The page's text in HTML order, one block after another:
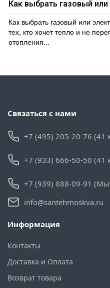
Как выбрать газовый или
Как выбрать газовый или
тех, кто хочет тепло и не
отопления...
Связаться с нами
+7 (495) 205-20-76
+7 (933) 666-50-50
+7 (939) 888-09-91
info@santehmoskva.ru
Информация
Контакты
Доставка и Оплата
Возврат товара